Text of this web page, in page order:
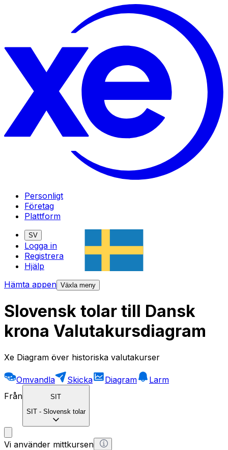
Personligt
Företag
Plattform
SV
Logga in
Registrera
Hjälp
Hämta appen Växla meny
Slovensk tolar till Dansk
krona Valutakursdiagram
Xe Diagram över historiska valutakurser
Omvandla Skicka Diagram
Larm
Från
SIT
SIT - Slovensk tolar
Vi använder mittkursen